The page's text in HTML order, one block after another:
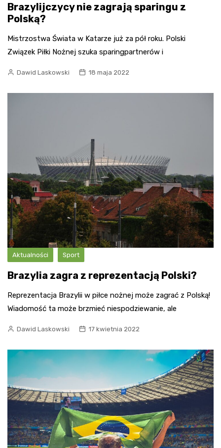
Brazylijczycy nie zagrają sparingu z
Polską?
Mistrzostwa Świata w Katarze już za pół roku. Polski
Związek Piłki Nożnej szuka sparingpartnerów i
Dawid Laskowski 18 maja 2022
Aktualności Sport
Brazylia zagra z reprezentacją Polski?
Reprezentacja Brazylii w piłce nożnej może zagrać z Polską!
Wiadomość ta może brzmieć niespodziewanie, ale
Dawid Laskowski 17 kwietnia 2022